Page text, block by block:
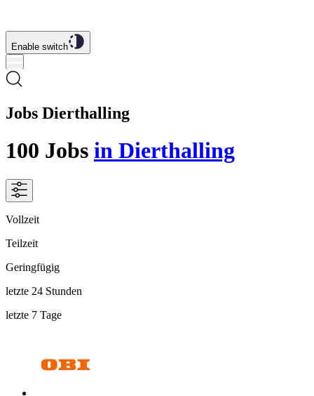
Enable switch
Jobs Dierthalling
100 Jobs in Dierthalling
Vollzeit
Teilzeit
Geringfügig
letzte 24 Stunden
letzte 7 Tage